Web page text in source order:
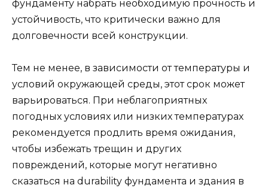
фундаменту набрать необходимую прочность и
устойчивость, что критически важно для
долговечности всей конструкции.
Тем не менее, в зависимости от температуры и
условий окружающей среды, этот срок может
варьироваться. При неблагоприятных
погодных условиях или низких температурах
рекомендуется продлить время ожидания,
чтобы избежать трещин и других
повреждений, которые могут негативно
сказаться на durability фундамента и здания в